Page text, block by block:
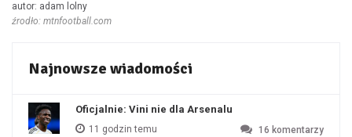
autor: adam lolny
źrodło: mtnfootball.com
Najnowsze wiadomości
Oficjalnie: Vini nie dla Arsenalu
11 godzin temu 16 komentarzy